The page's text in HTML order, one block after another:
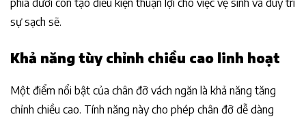
phía dưới còn tạo điều kiện thuận lợi cho việc vệ sinh và duy trì
sự sạch sẽ.
Khả năng tùy chỉnh chiều cao linh hoạt
Một điểm nổi bật của chân đỡ vách ngăn là khả năng tăng
chỉnh chiều cao. Tính năng này cho phép chân đỡ dễ dàng